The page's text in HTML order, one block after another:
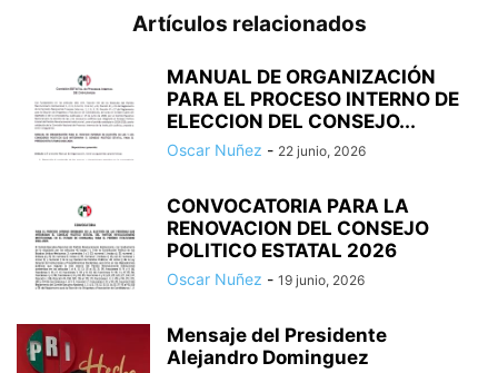
Artículos relacionados
MANUAL DE ORGANIZACIÓN
PARA EL PROCESO INTERNO DE
ELECCION DEL CONSEJO...
Oscar Nuñez - 22 junio, 2026
CONVOCATORIA PARA LA
RENOVACION DEL CONSEJO
POLITICO ESTATAL 2026
Oscar Nuñez - 19 junio, 2026
Mensaje del Presidente
Alejandro Dominguez